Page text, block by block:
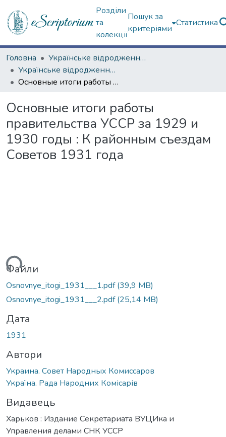
Розділи
та
колекції
Пошук за
критеріями
Статистика
Головна
Українське відродження (Третій Харків)
Українське відродження (Третій Харків) – Харків у 1919–1934 рр.
Основные итоги работы правительства УССР за 1929 и 1930 годы : К районным съездам Советов 1931 года
Основные итоги работы
правительства УССР за 1929 и
1930 годы : К районным съездам
Советов 1931 года
Файли
Osnovnye_itogi_1931___1.pdf(39,9 MB)
Osnovnye_itogi_1931___2.pdf(25,14 MB)
Дата
1931
Автори
Украина. Совет Народных Комиссаров
Україна. Рада Народних Комісарів
Видавець
Харьков : Издание Секретариата ВУЦИка и
Управления делами СНК УССР